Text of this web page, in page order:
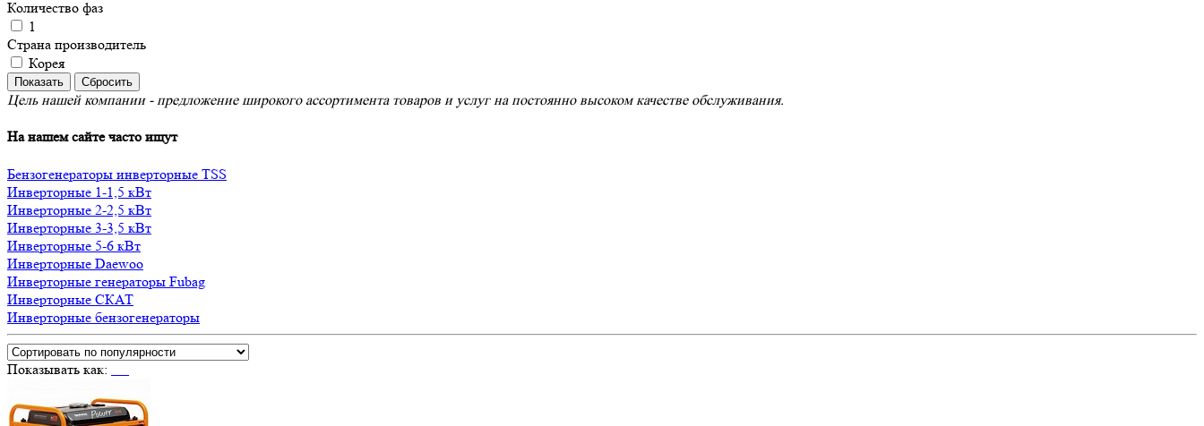
Количество фаз
1
Страна производитель
Корея
Цель нашей компании - предложение широкого ассортимента товаров и услуг на постоянно высоком качестве обслуживания.
На нашем сайте часто ищут
Бензогенераторы инверторные TSS
Инверторные 1-1,5 кВт
Инверторные 2-2,5 кВт
Инверторные 3-3,5 кВт
Инверторные 5-6 кВт
Инверторные Daewoo
Инверторные генераторы Fubag
Инверторные СКАТ
Инверторные бензогенераторы
Показывать как: